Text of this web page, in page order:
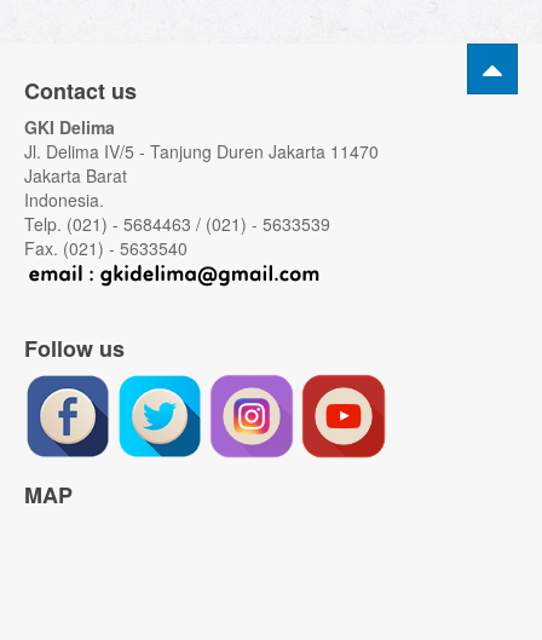
Contact us
GKI Delima
Jl. Delima IV/5 - Tanjung Duren Jakarta 11470
Jakarta Barat
Indonesia.
Telp. (021) - 5684463 / (021) - 5633539
Fax. (021) - 5633540
Follow us
MAP